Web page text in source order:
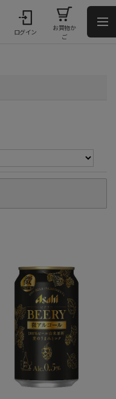
ログイン
お買物か
ご